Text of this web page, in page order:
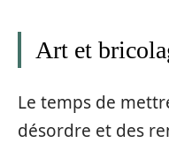
Art et
Le temps de
désordre et des